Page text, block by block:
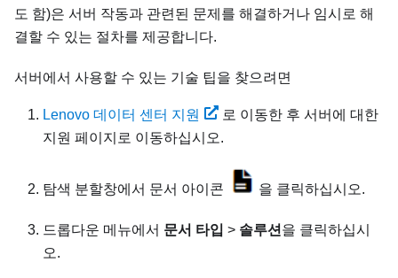
도 함)은 서버 작동과 관련된 문제를 해결하거나 임시로 해
결할 수 있는 절차를 제공합니다.
서버에서 사용할 수 있는 기술 팁을 찾으려면
Lenovo 데이터 센터 지원
로 이동한 후 서버에 대한
지원 페이지로 이동하십시오.
탐색 분할창에서 문서 아이콘 을 클릭하십시오.
드롭다운 메뉴에서 문서 타입 > 솔루션 을 클릭하십시
오.